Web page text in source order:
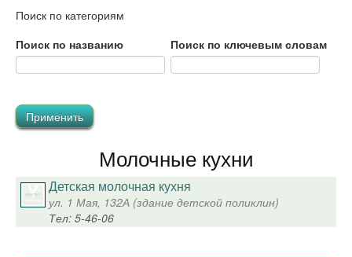
Поиск по категориям
Поиск по названию
Поиск по ключевым словам
Молочные кухни
Детская молочная кухня
ул. 1 Мая, 132А (здание детской поликлин)
Тел: 5-46-06